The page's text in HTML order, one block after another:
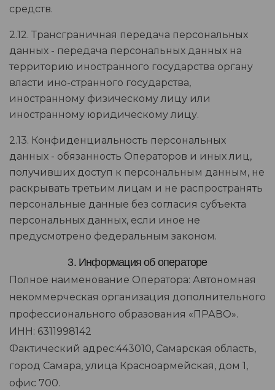
средств.
2.12. Трансграничная передача персональных
данных - передача персональных данных на
территорию иностранного государства органу
власти ино-странного государства,
иностранному физическому лицу или
иностранному юридическому лицу.
2.13. Конфиденциальность персональных
данных - обязанность Операторов и иных лиц,
получивших доступ к персональным данным, не
раскрывать третьим лицам и не распространять
персональные данные без согласия субъекта
персональных данных, если иное не
предусмотрено федеральным законом.
3. Информация об операторе
Полное наименование Оператора: Автономная
некоммерческая организация дополнительного
профессионального образования «ПРАВО».
ИНН: 6311998142
Фактический адрес:443010, Самарская область,
город Самара, улица Красноармейская, дом 1,
офис 700.